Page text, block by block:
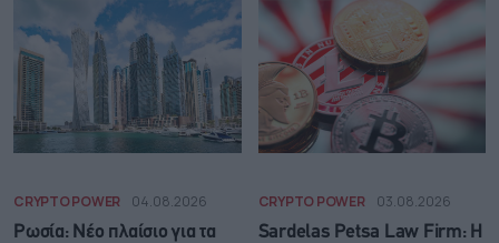
CRYPTO POWER 04.08.2026
Ρωσία: Νέο πλαίσιο για τα
CRYPTO POWER 03.08.2026
Sardelas Petsa Law Firm: Η